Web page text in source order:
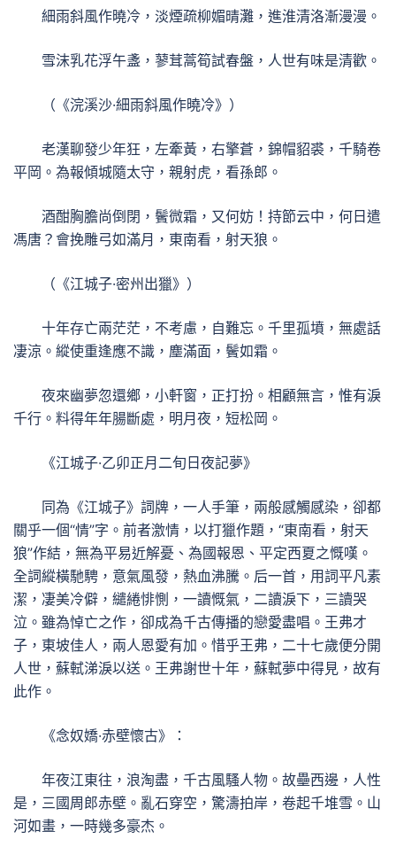
細雨斜風作曉冷，淡煙疏柳媚晴灘，進淮清洛漸漫漫。
雪沫乳花浮午盞，蓼茸蒿筍試春盤，人世有味是清歡。
（《浣溪沙·細雨斜風作曉冷》）
老漢聊發少年狂，左牽黃，右擎蒼，錦帽貂裘，千騎卷
平岡。為報傾城隨太守，親射虎，看孫郎。
酒酣胸膽尚倒閉，鬢微霜，又何妨！持節云中，何日遣
馮唐？會挽雕弓如滿月，東南看，射天狼。
（《江城子·密州出獵》）
十年存亡兩茫茫，不考慮，自難忘。千里孤墳，無處話
凄涼。縱使重逢應不識，塵滿面，鬢如霜。
夜來幽夢忽還鄉，小軒窗，正打扮。相顧無言，惟有淚
千行。料得年年腸斷處，明月夜，短松岡。
《江城子·乙卯正月二旬日夜記夢》
同為《江城子》詞牌，一人手筆，兩般感觸感染，卻都
關乎一個“情”字。前者激情，以打獵作題，“東南看，射天
狼”作結，無為平易近解憂、為國報恩、平定西夏之慨嘆。
全詞縱橫馳騁，意氣風發，熱血沸騰。后一首，用詞平凡素
潔，凄美冷僻，繾綣悱惻，一讀慨氣，二讀淚下，三讀哭
泣。雖為悼亡之作，卻成為千古傳播的戀愛盡唱。王弗才
子，東坡佳人，兩人恩愛有加。惜乎王弗，二十七歲便分開
人世，蘇軾涕淚以送。王弗謝世十年，蘇軾夢中得見，故有
此作。
《念奴嬌·赤壁懷古》：
年夜江東往，浪淘盡，千古風騷人物。故壘西邊，人性
是，三國周郎赤壁。亂石穿空，驚濤拍岸，卷起千堆雪。山
河如畫，一時幾多豪杰。